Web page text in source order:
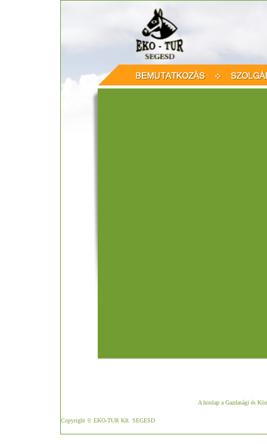
A honlap a Gazdasági és
Copyright © EKO-TUR Kft. SEGESD